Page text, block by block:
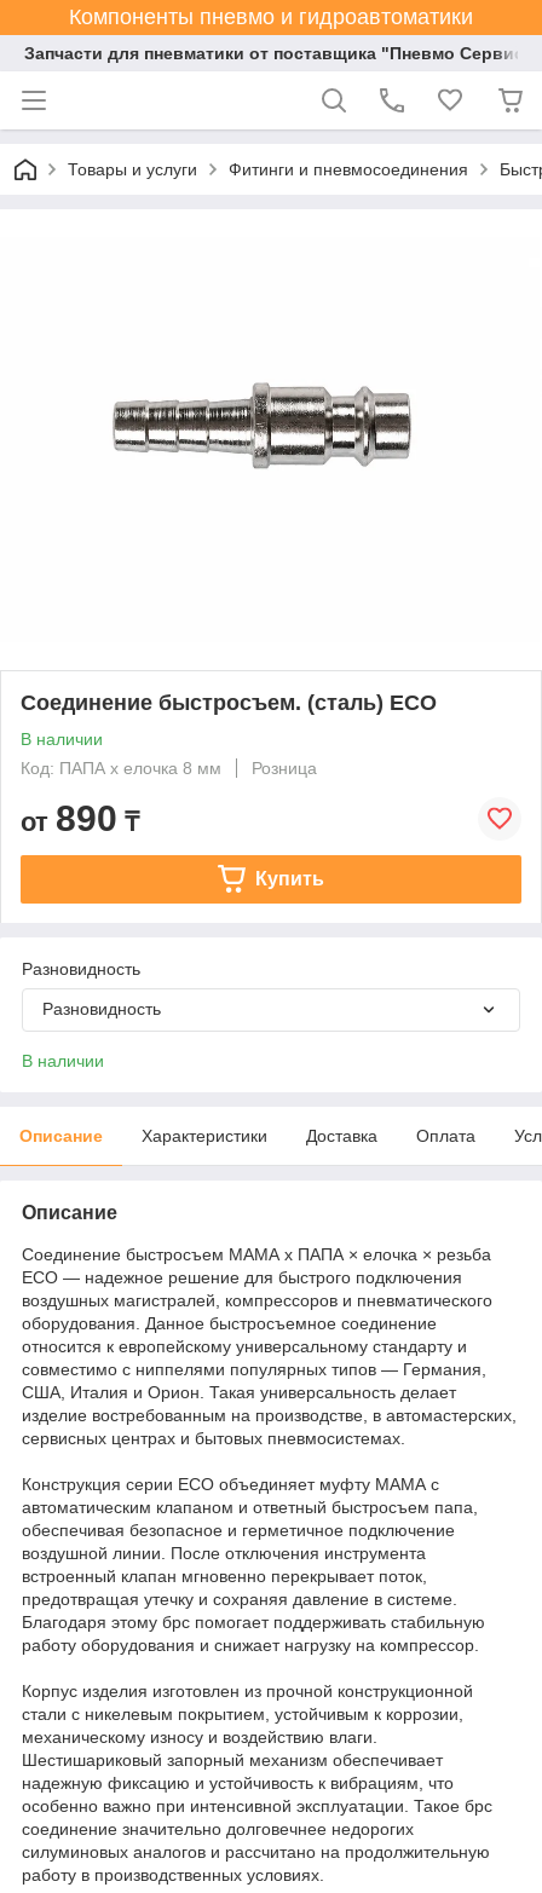
Компоненты пневмо и гидроавтоматики
Запчасти для пневматики от поставщика "Пневмо Сервис
Товары и услуги Фитинги и пневмосоединения
Соединение быстросъем. (сталь) ECO
В наличии
Код: ПАПА х елочка 8 мм
Розница
от 890 ₸
Купить
Разновидность
Разновидность
В наличии
Описание Характеристики Доставка Оплата
Описание
Cоединение быстросъем МАМА х ПАПА × елочка × резьба
ECO — надежное решение для быстрого подключения
воздушных магистралей, компрессоров и пневматического
оборудования. Данное быстросъемное соединение
относится к европейскому универсальному стандарту и
совместимо с ниппелями популярных типов — Германия,
США, Италия и Орион. Такая универсальность делает
изделие востребованным на производстве, в автомастерских,
сервисных центрах и бытовых пневмосистемах.
Конструкция серии ECO объединяет муфту МАМА с
автоматическим клапаном и ответный быстросъем папа,
обеспечивая безопасное и герметичное подключение
воздушной линии. После отключения инструмента
встроенный клапан мгновенно перекрывает поток,
предотвращая утечку и сохраняя давление в системе.
Благодаря этому брс помогает поддерживать стабильную
работу оборудования и снижает нагрузку на компрессор.
Корпус изделия изготовлен из прочной конструкционной
стали с никелевым покрытием, устойчивым к коррозии,
механическому износу и воздействию влаги.
Шестишариковый запорный механизм обеспечивает
надежную фиксацию и устойчивость к вибрациям, что
особенно важно при интенсивной эксплуатации. Такое брс
соединение значительно долговечнее недорогих
силуминовых аналогов и рассчитано на продолжительную
работу в производственных условиях.